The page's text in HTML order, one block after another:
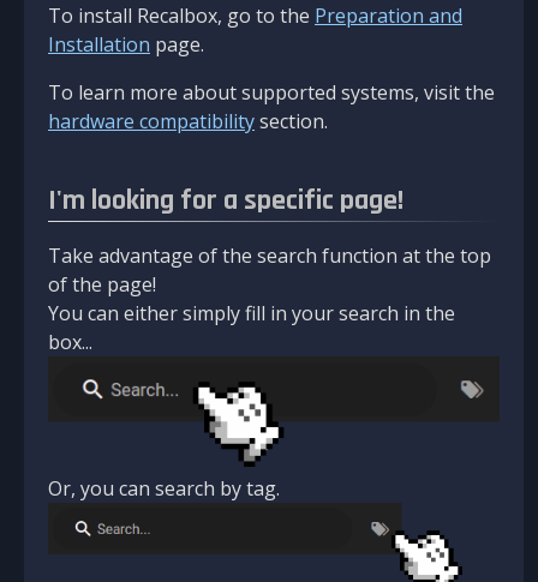
To install Recalbox, go to the Preparation and
Installation page.
To learn more about supported systems, visit the
hardware compatibilitysection.
I'm looking for a specific page!
Take advantage of the search function at the top
of the page!
You can either simply fill in your search in the
box...
Or, you can search by tag.